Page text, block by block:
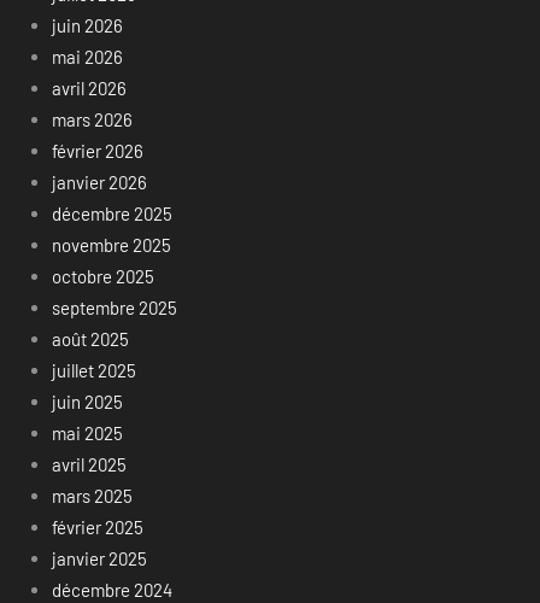
juin 2026
mai 2026
avril 2026
mars 2026
février 2026
janvier 2026
décembre 2025
novembre 2025
octobre 2025
septembre 2025
août 2025
juillet 2025
juin 2025
mai 2025
avril 2025
mars 2025
février 2025
janvier 2025
décembre 2024